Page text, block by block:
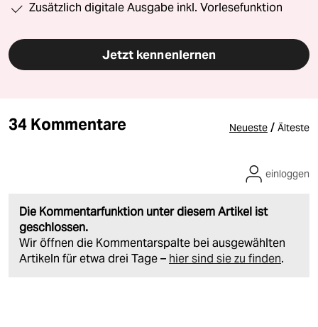
Zusätzlich digitale Ausgabe inkl. Vorlesefunktion
Jetzt kennenlernen
34 Kommentare Neueste / Älteste
Die Kommentarfunktion unter diesem Artikel ist
geschlossen.
Wir öffnen die Kommentarspalte bei ausgewählten
Artikeln für etwa drei Tage – hier sind sie zu finden.
einloggen